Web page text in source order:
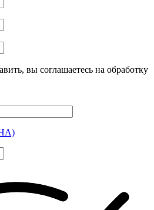
вы соглашаетесь на обработку